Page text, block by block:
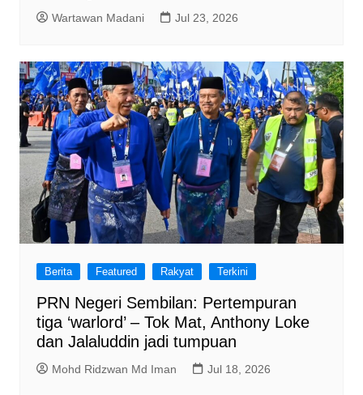
Wartawan Madani Jul 23, 2026
Berita Featured Rakyat Terkini
PRN Negeri Sembilan: Pertempuran
tiga ‘warlord’ – Tok Mat, Anthony Loke
dan Jalaluddin jadi tumpuan
Mohd Ridzwan Md Iman Jul 18, 2026